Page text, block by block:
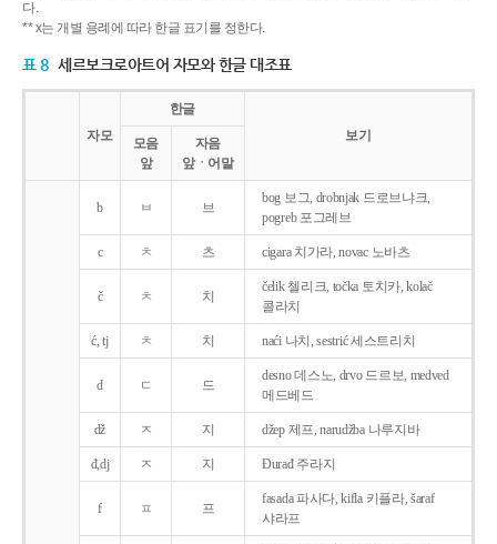
다.
** x는 개별 용례에 따라 한글 표기를 정한다.
표 8 세르보크로아트어 자모와 한글 대조표
자모
한글
보기
모음
앞
자음
앞ㆍ어말
b ㅂ 브
bog 보그, drobnjak 드로브냐크,
pogreb 포그레브
c ㅊ 츠 cigara 치가라, novac 노바츠
č ㅊ 치
čelik 첼리크, točka 토치카, kolač
콜라치
ć, tj ㅊ 치 naći 나치, sestrić 세스트리치
d ㄷ 드
desno 데스노, drvo 드르보, medved
메드베드
dž ㅈ 지 džep 제프, narudžba 나루지바
đ,dj ㅈ 지 Ðurađ 주라지
f ㅍ 프
fasada 파사다, kifla 키플라, šaraf
샤라프